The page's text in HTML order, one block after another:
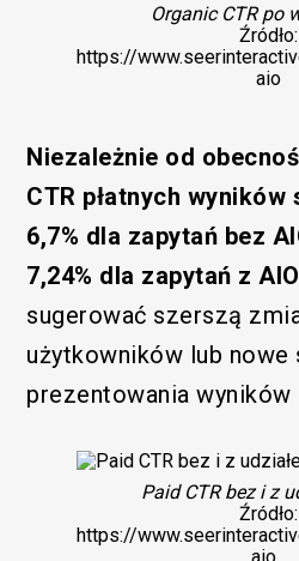
Organic CTR po
Źródło:
https://
aio
Niezależnie od
CTR płatnych wyników
6,7% dla zapytań bez
7,24% dla zapytań z
sugerować szerszą
użytkowników lub nowe
prezentowania wyników
Paid CTR bez i z
Źródło:
https://